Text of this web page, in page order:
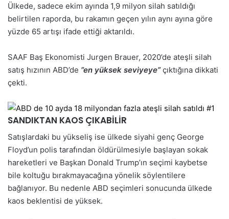
Ülkede, sadece ekim ayında 1,9 milyon silah satıldığı
belirtilen raporda, bu rakamın geçen yılın aynı ayına göre
yüzde 65 artışı ifade ettiği aktarıldı.
SAAF Baş Ekonomisti Jurgen Brauer, 2020’de ateşli silah
satış hızının ABD’de ”en yüksek seviyeye”çıktığına dikkati
çekti.
SANDIKTAN KAOS ÇIKABİLİR
Satışlardaki bu yükseliş ise ülkede siyahi genç George
Floyd’un polis tarafından öldürülmesiyle başlayan sokak
hareketleri ve Başkan Donald Trump’ın seçimi kaybetse
bile koltuğu bırakmayacağına yönelik söylentilere
bağlanıyor. Bu nedenle ABD seçimleri sonucunda ülkede
kaos beklentisi de yüksek.